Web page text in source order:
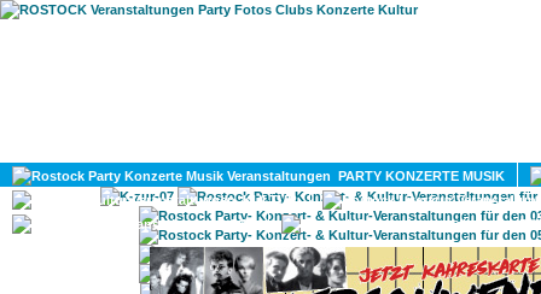
PARTY KONZERTE MUSIK
KULTUR
GAY